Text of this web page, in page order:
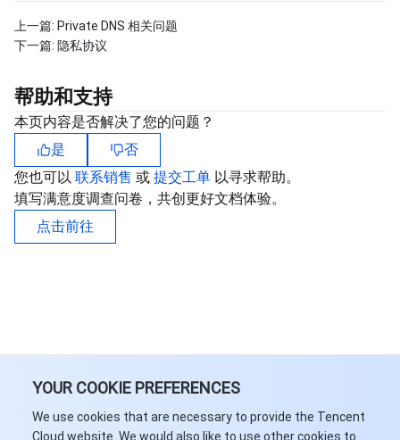
YOUR COOKIE PREFERENCES
We use cookies that are necessary to provide the Tencent
Cloud website. We would also like to use other cookies to
Anycast 公网加速
VPN 连接
私有连接
弹性公网 IP
游戏安全
漏洞扫描服务
移动解析 HTTPDNS
云解析 DNS
腾讯会议
腾讯云企业网盘
弹性 MapReduce
流计算 Oceanus
数据湖计算
腾讯云数据仓库 TCHouse-C
腾讯云 BI
AI 基础产品
语音合成
语音识别
机器翻译
腾讯云智能数智人
人脸核身
AI 平台产品
腾讯云大模型训推平台TI-ONE
智能音乐平台
腾讯大模型
腾讯云智能体开发平台
腾讯混元生3D
物联网
消息队列 RabbitMQ 版
移动推送
即时通信 IM
视频服务
上一篇: Private DNS 相关问题
下一篇: 隐私协议
帮助和支持
本页内容是否解决了您的问题？
是
否
您也可以 联系销售 或 提交工单 以寻求帮助。
填写满意度调查问卷，共创更好文档体验。
点击前往